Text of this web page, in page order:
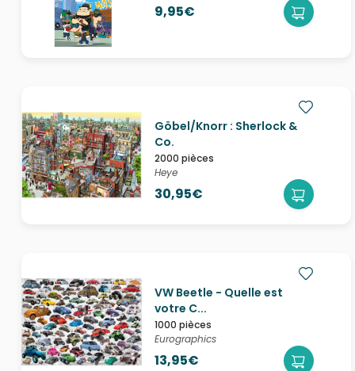
9,95€
Göbel/Knorr : Sherlock &
Co.
2000 pièces
Heye
30,95€
VW Beetle - Quelle est
votre C...
1000 pièces
Eurographics
13,95€